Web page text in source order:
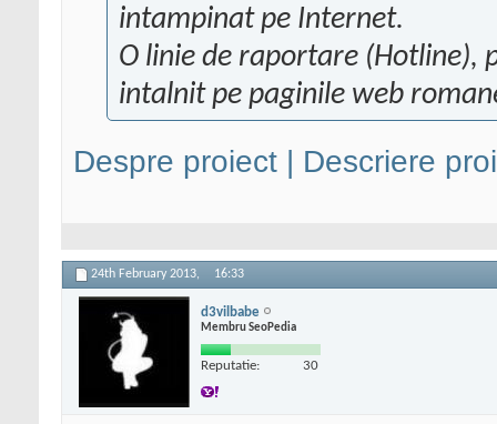
intampinat pe Internet.
O linie de raportare
intalnit pe paginile web
Despre proiect | Descriere
24th February 2013, 16:33
d3vilbabe
Membru SeoPedia
Reputatie: 30